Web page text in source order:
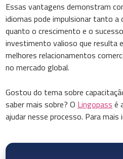
Essas vantagens demonstram
idiomas pode impulsionar tanto a
quanto o crescimento e o
investimento valioso que resulta
melhores relacionamentos
no mercado global.
Gostou do tema sobre
saber mais sobre? O Lingopass é
ajudar nesse processo. Para